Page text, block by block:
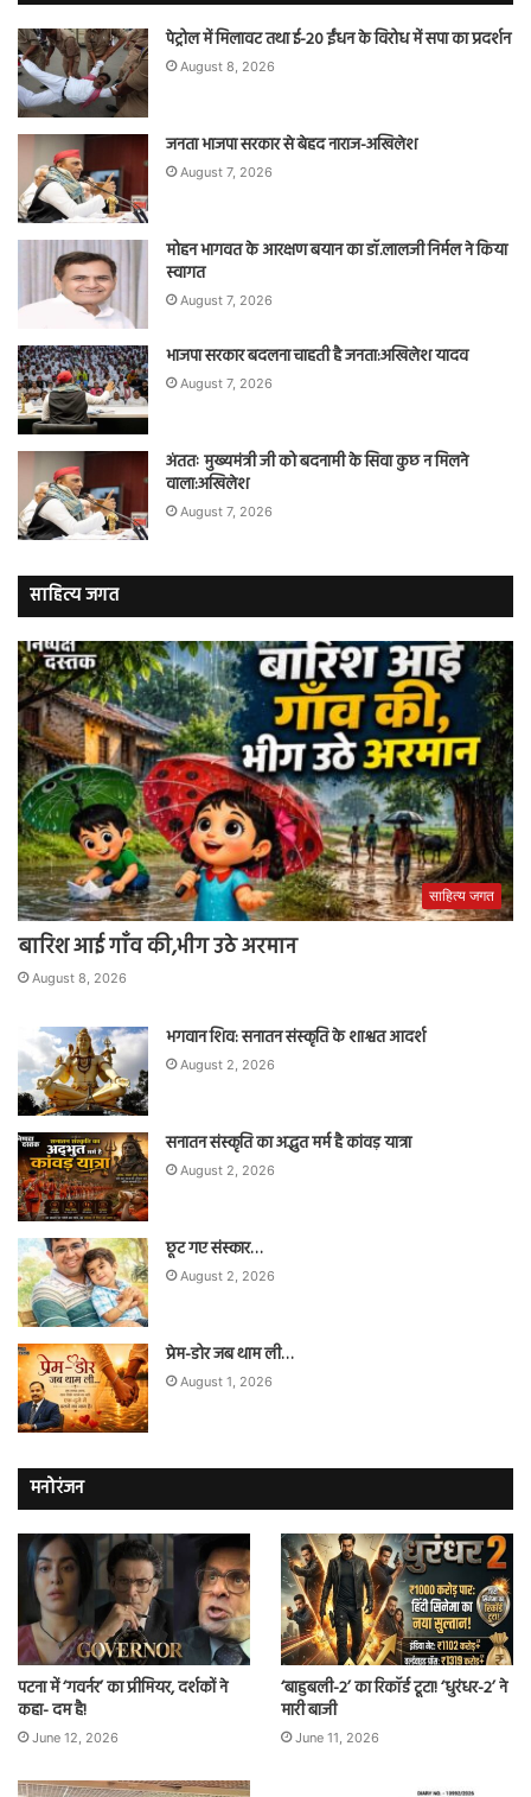
पेट्रोल में मिलावट तथा ई-20 ईंधन के विरोध में सपा का प्रदर्शन
August 8, 2026
जनता भाजपा सरकार से बेहद नाराज-अखिलेश
August 7, 2026
मोहन भागवत के आरक्षण बयान का डॉ.लालजी निर्मल ने किया
स्वागत
August 7, 2026
भाजपा सरकार बदलना चाहती है जनता:अखिलेश यादव
August 7, 2026
अंततः मुख्यमंत्री जी को बदनामी के सिवा कुछ न मिलने
वाला:अखिलेश
August 7, 2026
साहित्य जगत
साहित्य जगत
बारिश आई गाँव की,भीग उठे अरमान
August 8, 2026
भगवान शिव: सनातन संस्कृति के शाश्वत आदर्श
August 2, 2026
सनातन संस्कृति का अद्भुत मर्म है कांवड़ यात्रा
August 2, 2026
छूट गए संस्कार…
August 2, 2026
प्रेम-डोर जब थाम ली…
August 1, 2026
मनोरंजन
पटना में ‘गवर्नर’ का प्रीमियर, दर्शकों ने
कहा- दम है!
June 12, 2026
‘बाहुबली-2’ का रिकॉर्ड टूटा! ‘धुरंधर-2’ ने
मारी बाजी
June 11, 2026